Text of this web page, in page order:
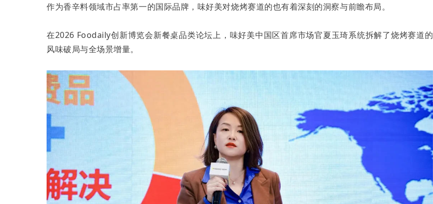
作为香辛料领域市占率第一的国际品牌，味好美对烧烤赛道的也有着深刻的洞察与前瞻布局。
在2026 Foodaily创新博览会新餐桌品类论坛上，味好美中国区首席市场官夏玉琦系统拆解了烧烤赛道的
风味破局与全场景增量。